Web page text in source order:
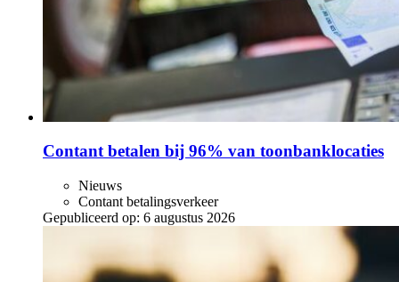
Contant betalen bij 96% van toonbanklocaties
Nieuws
Contant betalingsverkeer
Gepubliceerd op: 6 augustus 2026